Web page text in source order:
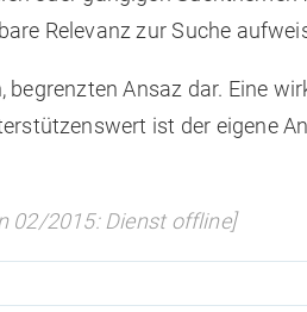
Relevanz zur Suche
Ansaz dar. Eine
ist der eigene
02/2015: Dienst offline]